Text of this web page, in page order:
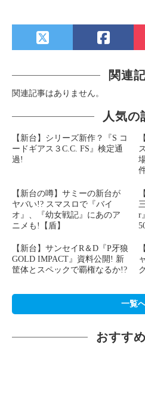
関連
関連記事はありません。
人気の
【新台】シリーズ新作？『S コ
ードギアス３C.C. FS』検定通
過!
【新台の噂】サミーの新台が
ヤバい!? スマスロで『バイ
オ』、『幼女戦記』にあのア
ニメも!【盾】
r
【新台】サンセイR＆D『P牙狼
GOLD IMPACT』資料公開! 新
筐体とスペックで覇権なるか!?
一覧
おすす